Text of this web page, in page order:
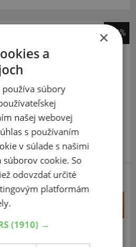
-38%
2
86H
×
a
súbory
našej webovej
s používaním
v súlade s našimi
cookie. So
odovzdať určité
platformám
(1910) →